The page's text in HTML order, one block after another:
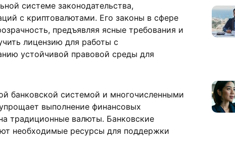
системе законодательства,
с криптовалютами. Его законы в сфере
предъявляя ясные требования и
лицензию для работы с
устойчивой правовой среды для
банковской системой и многочисленными
выполнение финансовых
традиционные валюты. Банковские
необходимые ресурсы для поддержки